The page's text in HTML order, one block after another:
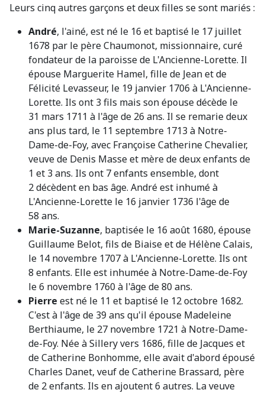
Leurs cinq autres garçons et deux filles se sont mariés :
André, l'ainé, est né le 16 et baptisé le 17 juillet
1678 par le père Chaumonot, missionnaire, curé
fondateur de la paroisse de L'Ancienne-Lorette. Il
épouse Marguerite Hamel, fille de Jean et de
Félicité Levasseur, le 19 janvier 1706 à L'Ancienne-
Lorette. Ils ont 3 fils mais son épouse décède le
31 mars 1711 à l'âge de 26 ans. Il se remarie deux
ans plus tard, le 11 septembre 1713 à Notre-
Dame-de-Foy, avec Françoise Catherine Chevalier,
veuve de Denis Masse et mère de deux enfants de
1 et 3 ans. Ils ont 7 enfants ensemble, dont
2 décèdent en bas âge. André est inhumé à
L'Ancienne-Lorette le 16 janvier 1736 l'âge de
58 ans.
Marie-Suzanne, baptisée le 16 août 1680, épouse
Guillaume Belot, fils de Biaise et de Hélène Calais,
le 14 novembre 1707 à L'Ancienne-Lorette. Ils ont
8 enfants. Elle est inhumée à Notre-Dame-de-Foy
le 6 novembre 1760 à l'âge de 80 ans.
Pierre est né le 11 et baptisé le 12 octobre 1682.
C'est à l'âge de 39 ans qu'il épouse Madeleine
Berthiaume, le 27 novembre 1721 à Notre-Dame-
de-Foy. Née à Sillery vers 1686, fille de Jacques et
de Catherine Bonhomme, elle avait d'abord épousé
Charles Danet, veuf de Catherine Brassard, père
de 2 enfants. Ils en ajoutent 6 autres. La veuve